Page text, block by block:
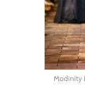
Modinity